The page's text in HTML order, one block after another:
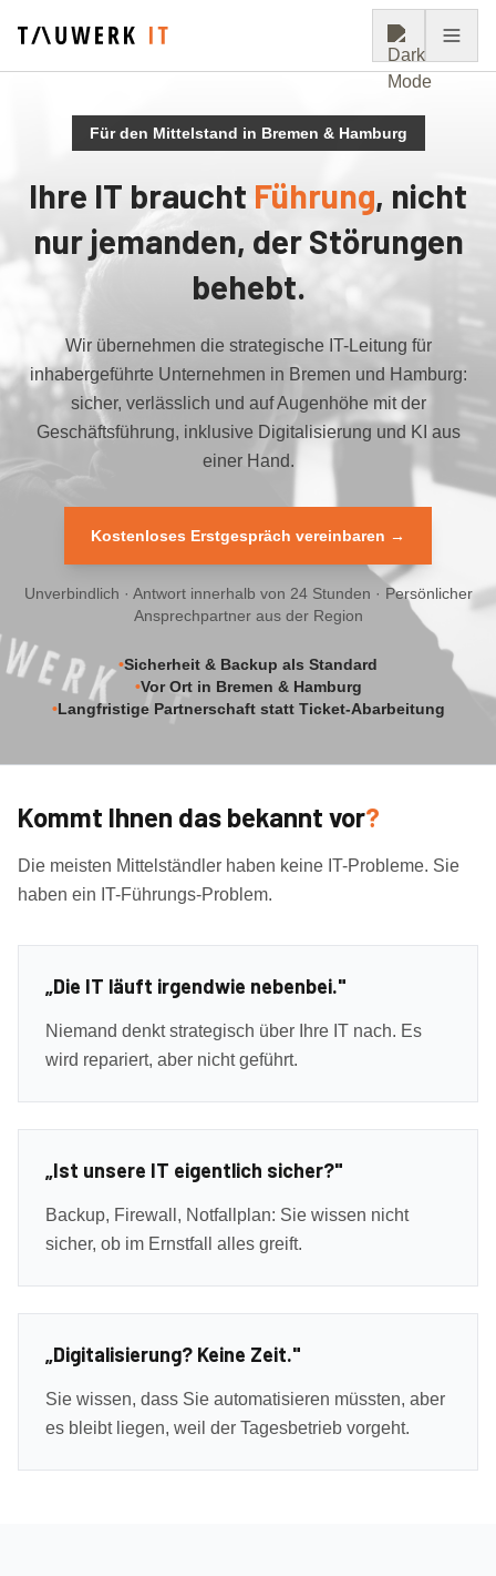
Für den Mittelstand in Bremen & Hamburg
Ihre IT braucht Führung, nicht
nur jemanden, der Störungen
behebt.
Wir übernehmen die strategische IT-Leitung für
inhabergeführte Unternehmen in Bremen und Hamburg:
sicher, verlässlich und auf Augenhöhe mit der
Geschäftsführung, inklusive Digitalisierung und KI aus
einer Hand.
Kostenloses Erstgespräch vereinbaren →
Unverbindlich · Antwort innerhalb von 24 Stunden · Persönlicher
Ansprechpartner aus der Region
•Sicherheit & Backup als Standard
•Vor Ort in Bremen & Hamburg
•Langfristige Partnerschaft statt Ticket-Abarbeitung
Kommt Ihnen das bekannt vor?
Die meisten Mittelständler haben keine IT-Probleme. Sie
haben ein IT-Führungs-Problem.
„Die IT läuft irgendwie nebenbei."
Niemand denkt strategisch über Ihre IT nach. Es
wird repariert, aber nicht geführt.
„Ist unsere IT eigentlich sicher?"
Backup, Firewall, Notfallplan: Sie wissen nicht
sicher, ob im Ernstfall alles greift.
„Digitalisierung? Keine Zeit."
Sie wissen, dass Sie automatisieren müssten, aber
es bleibt liegen, weil der Tagesbetrieb vorgeht.